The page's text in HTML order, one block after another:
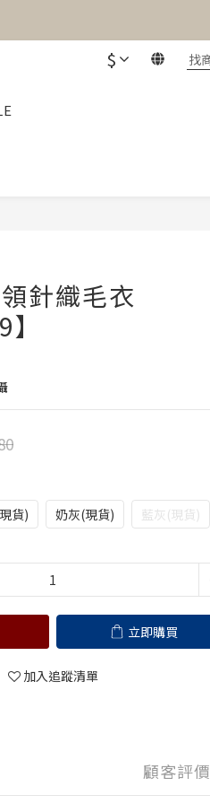
$
針織毛衣
貨) 奶灰(現貨) 藍灰(現貨)
立即購買
加入追蹤清單
顧客評價